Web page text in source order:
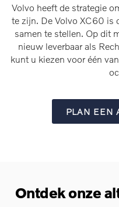
Volvo heeft de strategie
te zijn. De Volvo XC60 is
samen te stellen. Op dit
nieuw leverbaar als
kunt u kiezen voor één
PLAN EEN
Ontdek onze